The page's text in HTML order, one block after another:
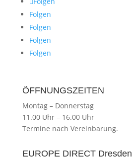
Folgen
Folgen
Folgen
Folgen
ÖFFNUNGSZEITEN
Montag –Donnerstag
11.00 Uhr –16.00 Uhr
Termine nach Vereinbarung.
EUROPE DIRECT Dresden